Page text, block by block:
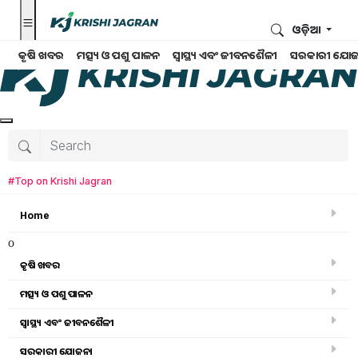
କୃଷି ଖବର ମତ୍ସ୍ୟ ଓ ପଶୁ ପାଳନ ସ୍ୱାସ୍ଥ୍ୟ ଏବଂ ଜୀବନଶୈଳୀ ସରକାରୀ
ଓଡ଼ିଆ
#Top on Krishi Jagran
Home
o
କୃଷି ଖବର
ମତ୍ସ୍ୟ ଓ ପଶୁ ପାଳନ
ସ୍ୱାସ୍ଥ୍ୟ ଏବଂ ଜୀବନଶୈଳୀ
ସରକାରୀ ଯୋଜନା
Search for:
sucess